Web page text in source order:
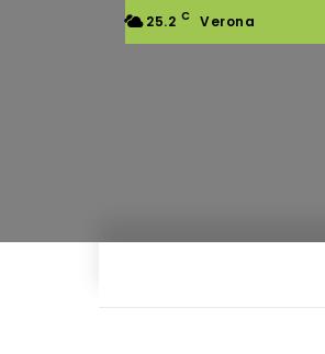
25.2 C Verona